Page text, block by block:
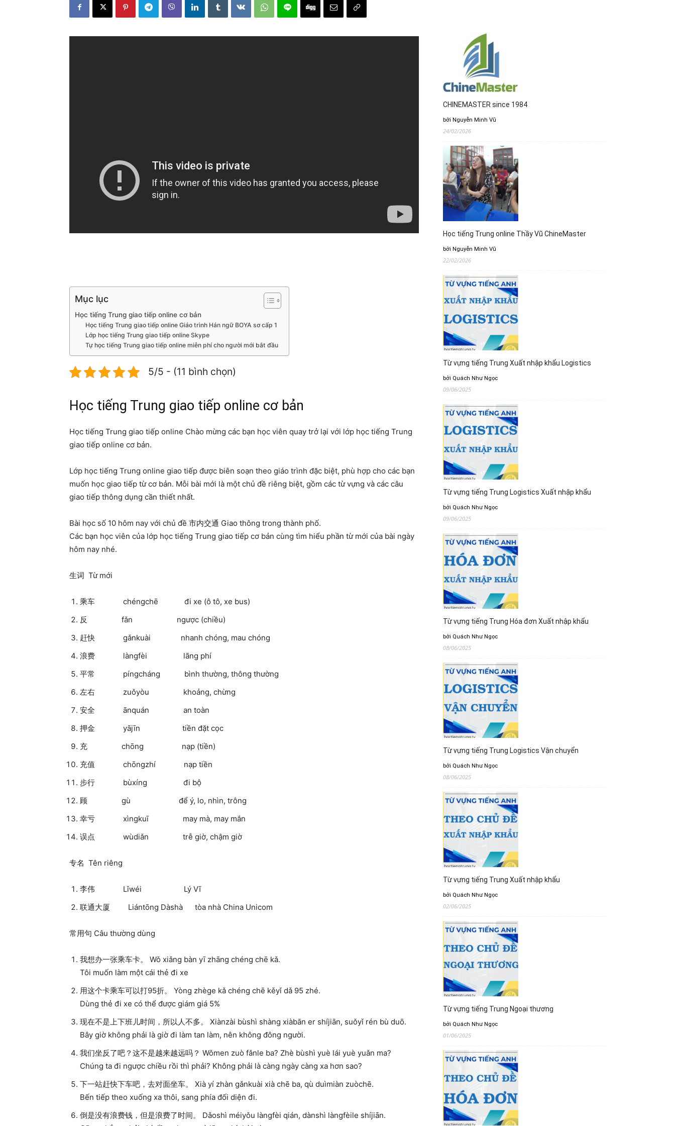
Mục lục
Học tiếng Trung giao tiếp online cơ bản
Học tiếng Trung giao tiếp online Giáo trình Hán ngữ BOYA sơ cấp 1
Lớp học tiếng Trung giao tiếp online Skype
Tự học tiếng Trung giao tiếp online miễn phí cho người mới bắt đầu
5/5 - (11 bình chọn)
Học tiếng Trung giao tiếp online cơ bản
Học tiếng Trung giao tiếp online Chào mừng các bạn học viên quay trở lại với lớp học tiếng Trung
giao tiếp online cơ bản.
Lớp học tiếng Trung online giao tiếp được biên soạn theo giáo trình đặc biệt, phù hợp cho các bạn
muốn học giao tiếp từ cơ bản. Mỗi bài mới là một chủ đề riêng biệt, gồm các từ vựng và các câu
giao tiếp thông dụng cần thiết nhất.
Bài học số 10 hôm nay với chủ đề 市内交通 Giao thông trong thành phố.
Các bạn học viên của lớp học tiếng Trung giao tiếp cơ bản cùng tìm hiểu phần từ mới của bài ngày
hôm nay nhé.
生词 Từ mới
乘车 chéngchē đi xe (ô tô, xe bus)
反 fǎn ngược (chiều)
赶快 gǎnkuài nhanh chóng, mau chóng
浪费 làngfèi lãng phí
平常 píngcháng bình thường, thông thường
左右 zuǒyòu khoảng, chừng
安全 ānquán an toàn
押金 yājīn tiền đặt cọc
充 chōng nạp (tiền)
充值 chōngzhí nạp tiền
步行 bùxíng đi bộ
顾 gù để ý, lo, nhìn, trông
幸亏 xìngkuī may mà, may mắn
误点 wùdiǎn trễ giờ, chậm giờ
专名 Tên riêng
李伟 Lǐwéi Lý Vĩ
联通大厦 Liántōng Dàshà tòa nhà China Unicom
常用句 Câu thường dùng
我想办一张乘车卡。 Wǒ xiǎng bàn yī zhāng chéng chē kǎ.
Tôi muốn làm một cái thẻ đi xe
用这个卡乘车可以打95折。 Yòng zhège kǎ chéng chē kěyǐ dǎ 95 zhé.
Dùng thẻ đi xe có thể được giám giá 5%
现在不是上下班儿时间，所以人不多。 Xiànzài bùshì shàng xiàbān er shíjiān, suǒyǐ rén bù duō.
Bây giờ không phải là giờ đi làm tan làm, nên không đông người.
我们坐反了吧？这不是越来越远吗？ Wǒmen zuò fǎnle ba? Zhè bùshì yuè lái yuè yuǎn ma?
Chúng ta đi ngược chiều rồi thì phải? Không phải là càng ngày càng xa hơn sao?
下一站赶快下车吧，去对面坐车。 Xià yí zhàn gǎnkuài xià chē ba, qù duìmiàn zuòchē.
Bến tiếp theo xuống xa thôi, sang phía đối diện đi.
倒是没有浪费钱，但是浪费了时间。 Dǎoshì méiyǒu làngfèi qián, dànshì làngfèile shíjiān.
CHINEMASTER since 1984
bởi Nguyễn Minh Vũ
24/02/2026
Học tiếng Trung online Thầy Vũ ChineMaster
bởi Nguyễn Minh Vũ
22/02/2026
Từ vựng tiếng Trung Xuất nhập khẩu Logistics
bởi Quách Như Ngọc
09/06/2025
Từ vựng tiếng Trung Logistics Xuất nhập khẩu
bởi Quách Như Ngọc
09/06/2025
Từ vựng tiếng Trung Hóa đơn Xuất nhập khẩu
bởi Quách Như Ngọc
08/06/2025
Từ vựng tiếng Trung Logistics Vận chuyển
bởi Quách Như Ngọc
08/06/2025
Từ vựng tiếng Trung Xuất nhập khẩu
bởi Quách Như Ngọc
02/06/2025
Từ vựng tiếng Trung Ngoại thương
bởi Quách Như Ngọc
01/06/2025